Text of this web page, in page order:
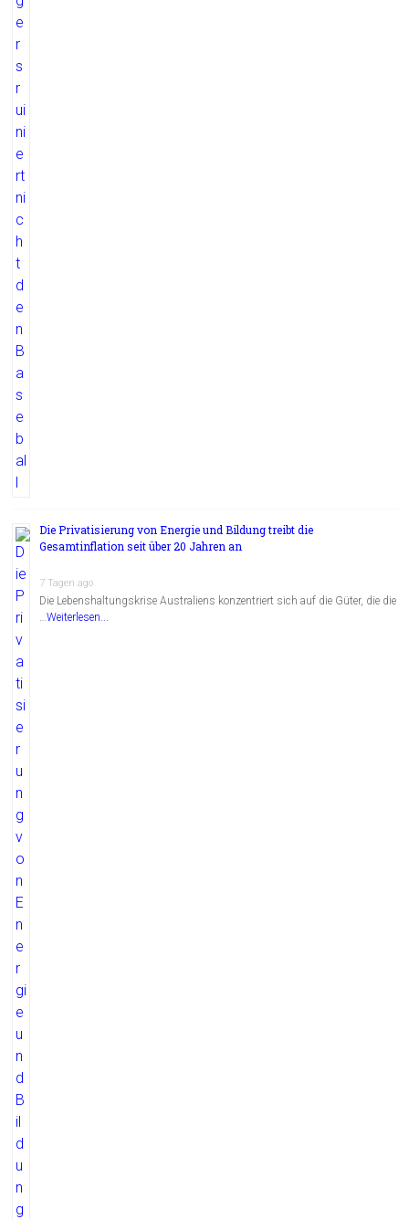
Die Privatisierung von Energie und Bildung treibt die
Gesamtinflation seit über 20 Jahren an
7 Tagen ago
Die Lebenshaltungskrise Australiens konzentriert sich auf die Güter, die die
…Weiterlesen...